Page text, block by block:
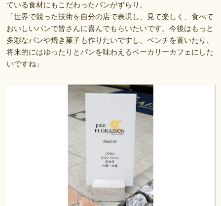
ている食材にもこだわったパンがずらり。
「世界で競った技術を自分の店で表現し、見て楽しく、食べて
おいしいパンで皆さんに喜んでもらいたいです。今後はもっと
多彩なパンや焼き菓子も作りたいですし、ベンチを置いたり、
将来的にはゆったりとパンを味わえるベーカリーカフェにした
いですね」